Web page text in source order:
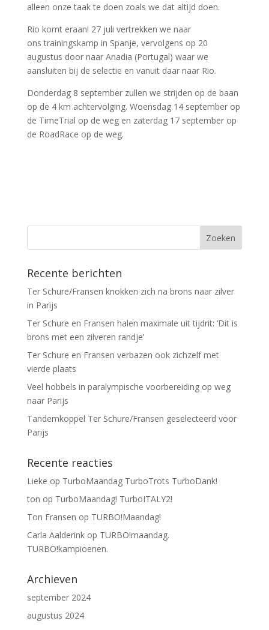
alleen onze taak te doen zoals we dat altijd doen.
Rio komt eraan! 27 juli vertrekken we naar
ons trainingskamp in Spanje, vervolgens op 20
augustus door naar Anadia (Portugal) waar we
aansluiten bij de selectie en vanuit daar naar Rio.
Donderdag 8 september zullen we strijden op de baan
op de 4 km achtervolging. Woensdag 14 september op
de TimeTrial op de weg en zaterdag 17 september op
de RoadRace op de weg.
Recente berichten
Ter Schure/Fransen knokken zich na brons naar zilver
in Parijs
Ter Schure en Fransen halen maximale uit tijdrit: ‘Dit is
brons met een zilveren randje’
Ter Schure en Fransen verbazen ook zichzelf met
vierde plaats
Veel hobbels in paralympische voorbereiding op weg
naar Parijs
Tandemkoppel Ter Schure/Fransen geselecteerd voor
Parijs
Recente reacties
Lieke op TurboMaandag TurboTrots TurboDank!
ton op TurboMaandag! TurboITALY2!
Ton Fransen op TURBO!Maandag!
Carla Aalderinkop TURBO!maandag.
TURBO!kampioenen.
Archieven
september 2024
augustus 2024